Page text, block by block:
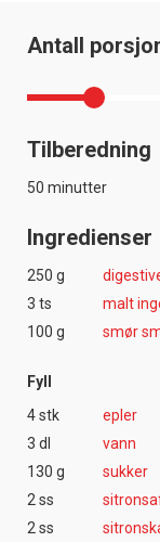
Antall
Tilberedning
50 minutter
Ingredienser
250 g
3 ts
malt
100 g
smør
Fyll
4 stk
epler
3 dl
vann
130 g
sukker
2 ss
2 ss